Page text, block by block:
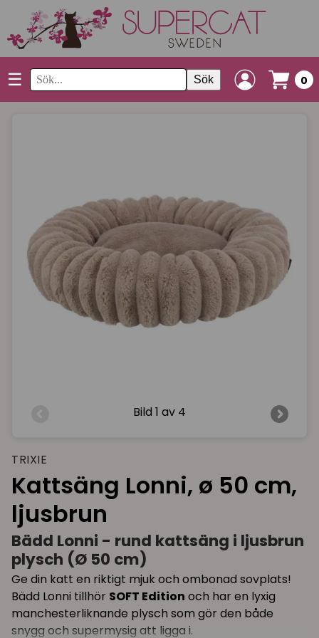
☰ Sök 0
Bild 1 av 4
TRIXIE
Kattsäng Lonni, ø 50 cm,
ljusbrun
Bädd Lonni - rund kattsäng i ljusbrun
plysch (Ø 50 cm)
Ge din katt en riktigt mjuk och ombonad sovplats!
Bädd Lonni tillhör SOFT Edition och har en lyxig
manchesterliknande plysch som gör den både
snygg och supermysig att ligga i.